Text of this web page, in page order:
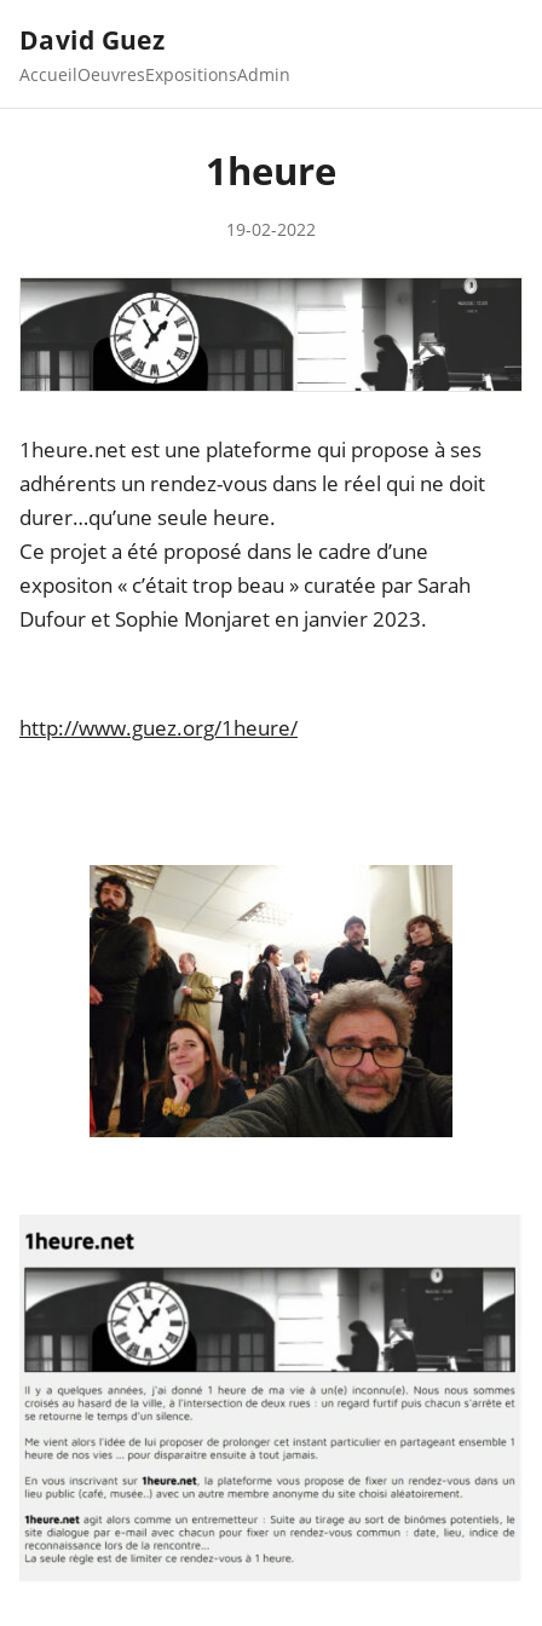
David Guez
AccueilOeuvresExpositionsAdmin
1heure
19-02-2022
1heure.net est une plateforme qui propose à ses
adhérents un rendez-vous dans le réel qui ne doit
durer…qu’une seule heure.
Ce projet a été proposé dans le cadre d’une
expositon « c’était trop beau » curatée par Sarah
Dufour et Sophie Monjaret en janvier 2023.
http://www.guez.org/1heure/